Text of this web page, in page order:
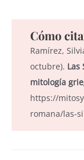
Cómo
Ramírez,
octubre). Las
mitología
https://
romana/las-